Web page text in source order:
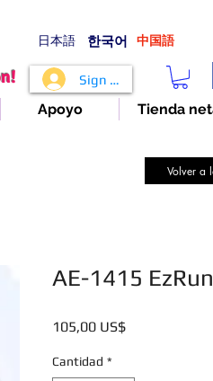
日本語 ​한국어 ​中国語
Sign In
Apoyo Tienda
AE-1415
105,00 US$Precio
Cantidad *
Volver a